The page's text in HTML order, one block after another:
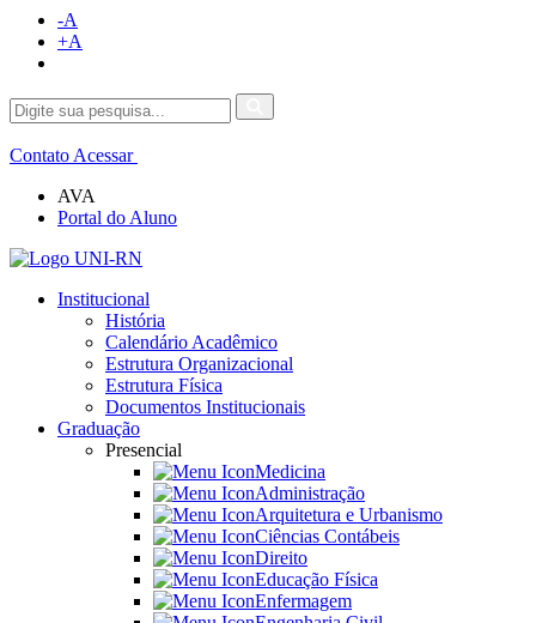
-A
+A
Contato Acessar
AVA
Portal do Aluno
Institucional
História
Calendário Acadêmico
Estrutura Organizacional
Estrutura Física
Documentos Institucionais
Graduação
Presencial
Medicina
Administração
Arquitetura e Urbanismo
Ciências Contábeis
Direito
Educação Física
Enfermagem